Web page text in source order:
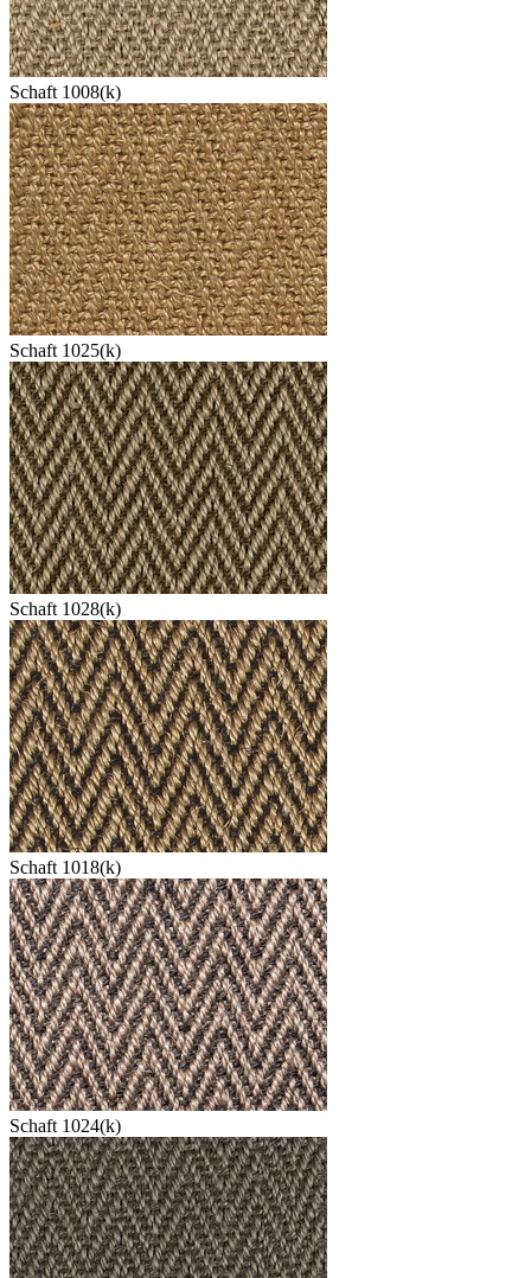
Schaft 1008(k)
Schaft 1025(k)
Schaft 1028(k)
Schaft 1018(k)
Schaft 1024(k)